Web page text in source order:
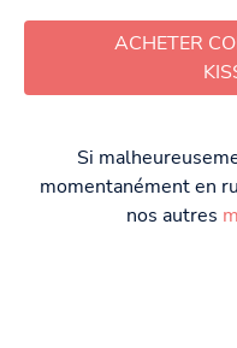
ACHETER
Si
momentanément en
nos autres